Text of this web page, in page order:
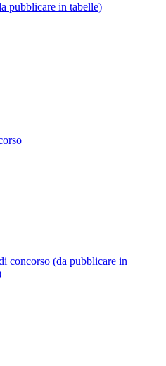
pubblicare in tabelle)
concorso (da pubblicare in